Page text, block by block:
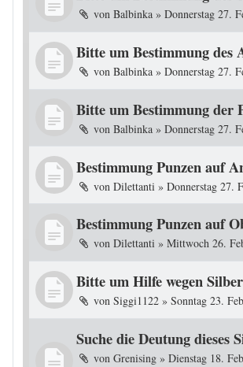
von Balbinka » Donnerstag 27.
Bitte um Bestimmung des
von Balbinka » Donnerstag 27.
Bitte um Bestimmung der
von Balbinka » Donnerstag 27.
Bestimmung Punzen auf
von Dilettanti » Donnerstag 27.
Bestimmung Punzen auf
von Dilettanti » Mittwoch 26.
Bitte um Hilfe wegen
von Siggi1122 » Sonntag 23.
Suche die Deutung dieses
von Grenising » Dienstag 18.